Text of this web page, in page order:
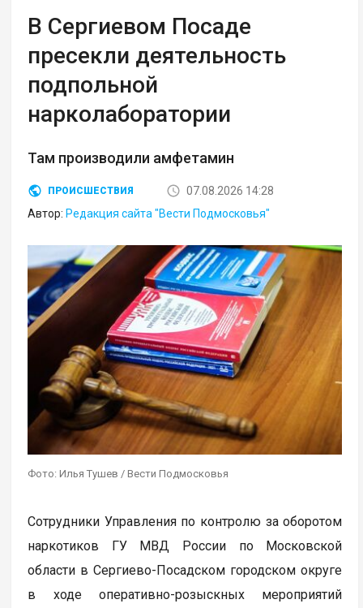
В Сергиевом Посаде
пресекли деятельность
подпольной
нарколаборатории
Там производили амфетамин
ПРОИСШЕСТВИЯ
07.08.2026 14:28
Автор: Редакция сайта "Вести Подмосковья"
Фото: Илья Тушев / Вести Подмосковья
Сотрудники Управления по контролю за оборотом
наркотиков ГУ МВД России по Московской
области в Сергиево-Посадском городском округе
в ходе оперативно-розыскных мероприятий